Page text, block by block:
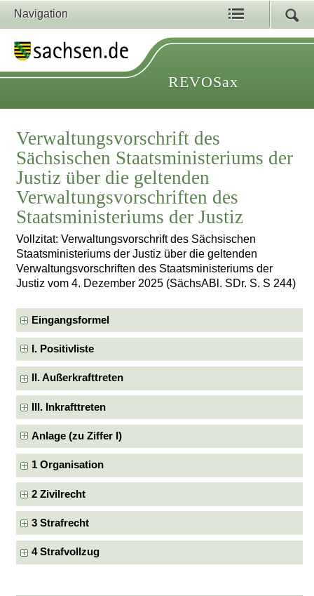
Navigation
REVOSax
Verwaltungsvorschrift des
Sächsischen Staatsministeriums der
Justiz über die geltenden
Verwaltungsvorschriften des
Staatsministeriums der Justiz
Vollzitat: Verwaltungsvorschrift des Sächsischen
Staatsministeriums der Justiz über die geltenden
Verwaltungsvorschriften des Staatsministeriums der
Justiz vom 4. Dezember 2025 (SächsABl. SDr. S. S 244)
Eingangsformel
I. Positivliste
II. Außerkrafttreten
III. Inkrafttreten
Anlage (zu Ziffer I)
1 Organisation
2 Zivilrecht
3 Strafrecht
4 Strafvollzug